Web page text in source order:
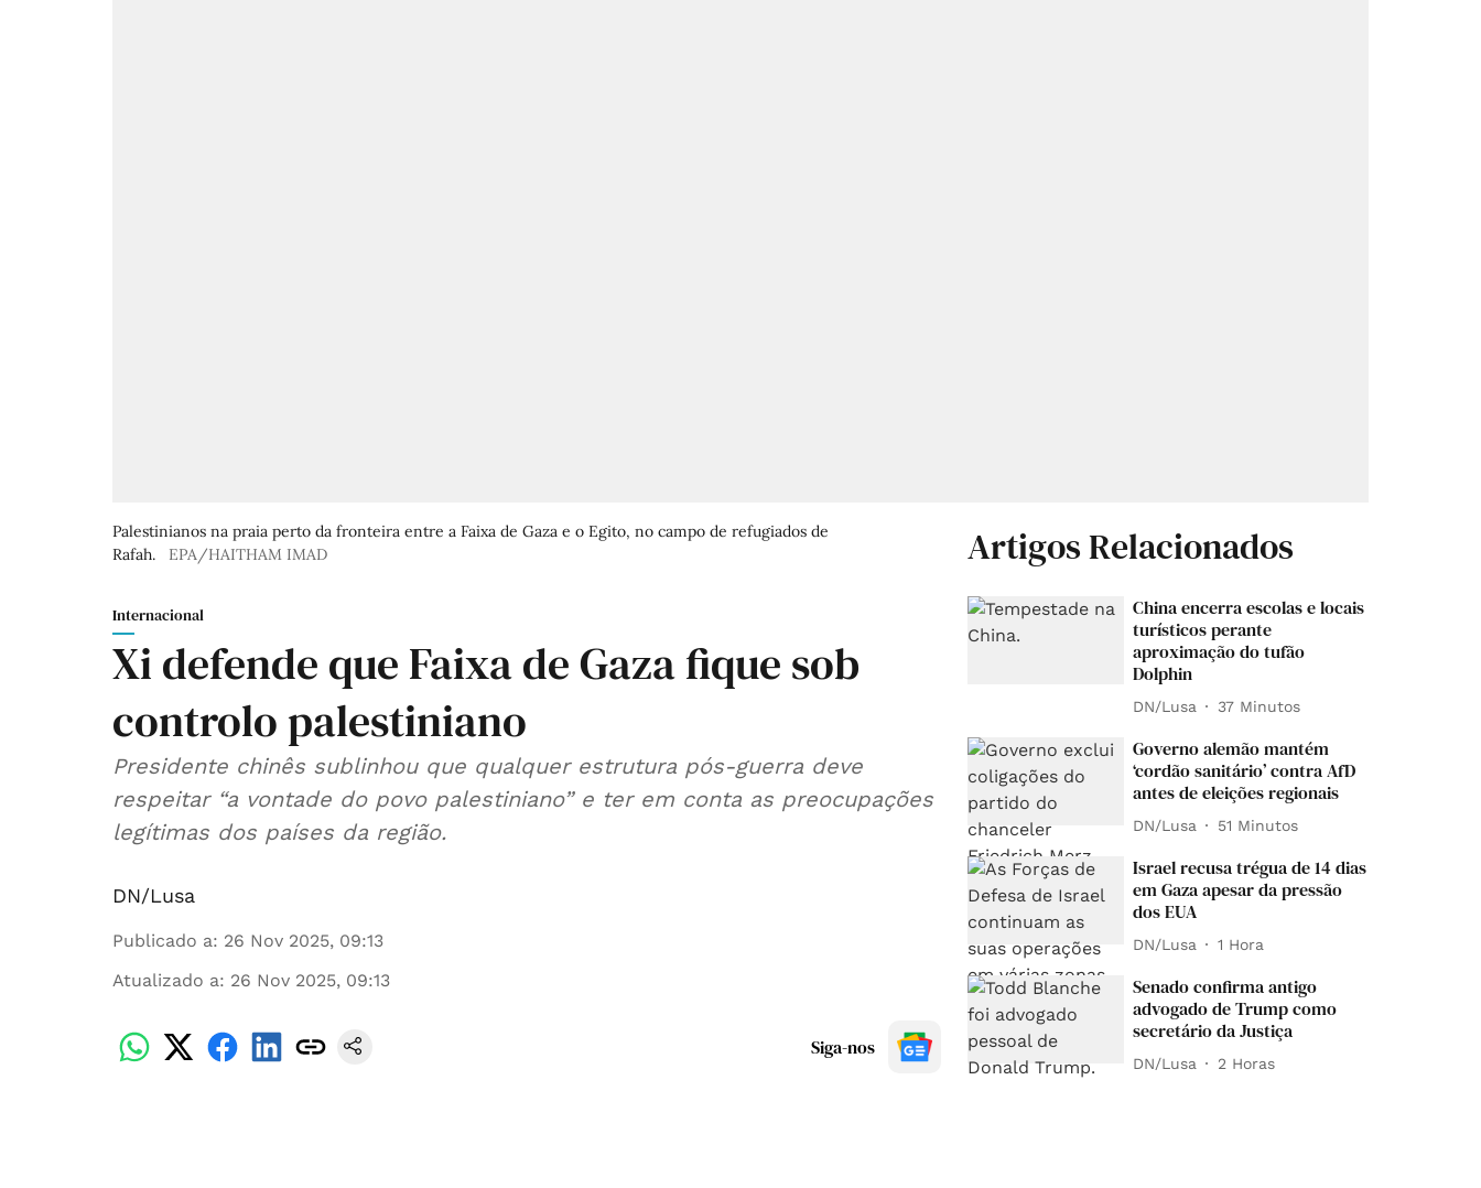
Palestinianos na praia perto da fronteira entre a Faixa de Gaza e o Egito, no campo de refugiados de
Rafah.
EPA/HAITHAM IMAD
Internacional
Xi defende que Faixa de Gaza fique sob
controlo palestiniano
Presidente chinês sublinhou que qualquer estrutura pós-guerra deve
respeitar “a vontade do povo palestiniano” e ter em conta as preocupações
legítimas dos países da região.
DN/Lusa
Publicado a: 26 Nov 2025, 09:13
Atualizado a: 26 Nov 2025, 09:13
Siga-nos
Artigos Relacionados
China encerra escolas e locais
turísticos perante
aproximação do tufão
Dolphin
DN/Lusa 37 Minutos
Governo alemão mantém
‘cordão sanitário’ contra AfD
antes de eleições regionais
DN/Lusa 51 Minutos
Israel recusa trégua de 14 dias
em Gaza apesar da pressão
dos EUA
DN/Lusa 1 Hora
Senado confirma antigo
advogado de Trump como
secretário da Justiça
DN/Lusa 2 Horas